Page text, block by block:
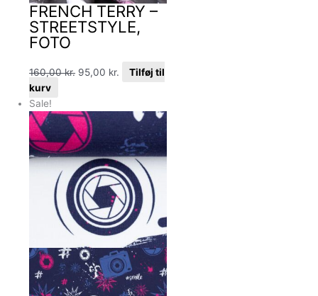
FRENCH TERRY –
STREETSTYLE,
FOTO
160,00kr. 95,00 kr.
Tilføj til
kurv
Sale!